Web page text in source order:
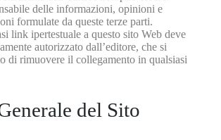
delle informazioni, opinioni e
formulate da queste terze parti.
link ipertestuale a questo sito Web deve
autorizzato dall’editore, che si
di rimuovere il collegamento in qualsiasi
del Sito